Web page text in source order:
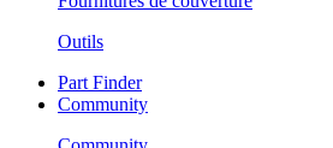
Outils
Part Finder
Community